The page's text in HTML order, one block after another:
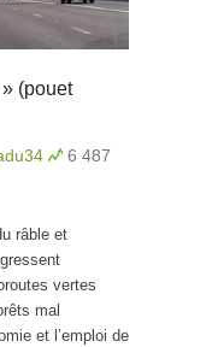
(pouet
6 487
râble et
vertes
mal
et l’emploi de